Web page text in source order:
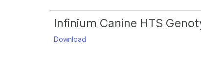
Infinium Canine HTS
Download